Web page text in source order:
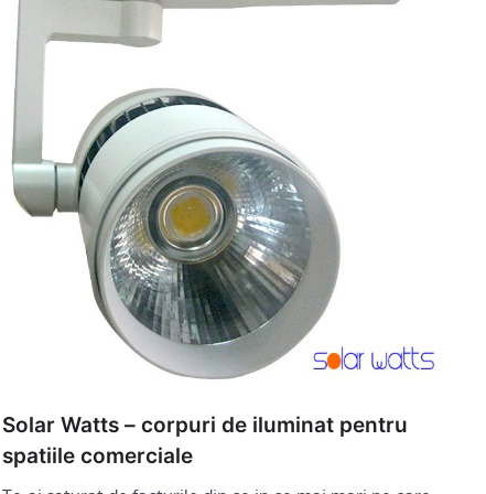
Solar Watts – corpuri de iluminat pentru
spatiile comerciale